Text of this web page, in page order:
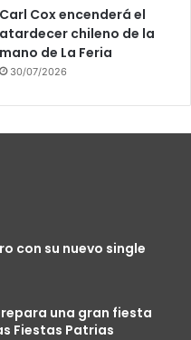
Carl Cox encenderá el
atardecer chileno de la
mano de La Feria
30/07/2026
con su nuevo single
una gran fiesta
Fiestas Patrias